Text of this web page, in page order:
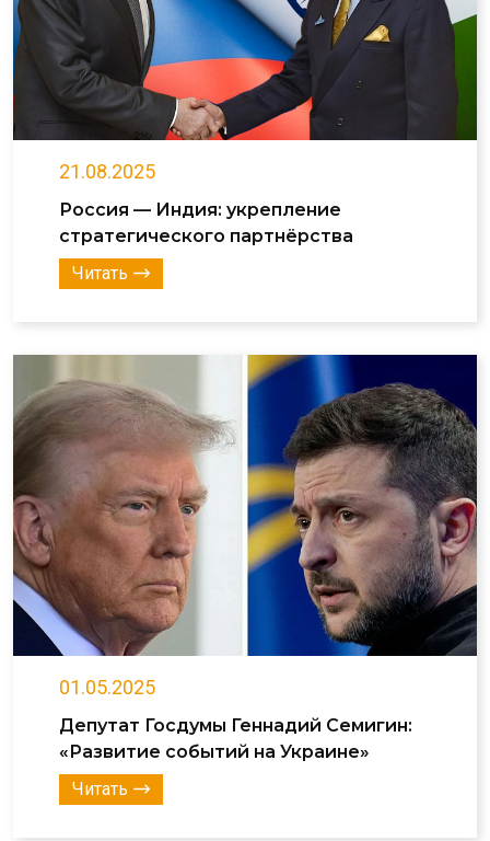
21.08.2025
Россия — Индия: укрепление
стратегического партнёрства
Читать
01.05.2025
Депутат Госдумы Геннадий Семигин:
«Развитие событий на Украине»
Читать